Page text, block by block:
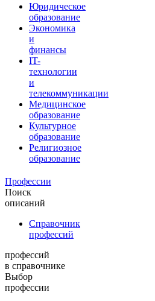
Юридическое
образование
Экономика
и
финансы
IT-
технологии
и
телекоммуникации
Медицинское
образование
Культурное
образование
Религиозное
образование
Профессии
Поиск
описаний
Справочник
профессий
профессий
в справочнике
Выбор
профессии